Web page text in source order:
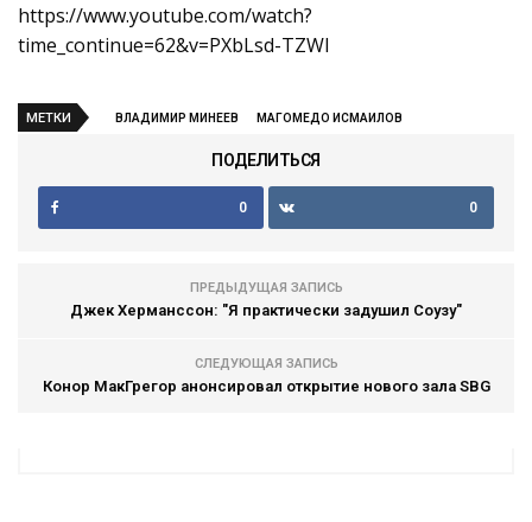
https://www.youtube.com/watch?
time_continue=62&v=PXbLsd-TZWI
МЕТКИ ВЛАДИМИР МИНЕЕВ МАГОМЕДО ИСМАИЛОВ
ПОДЕЛИТЬСЯ
0 0
ПРЕДЫДУЩАЯ ЗАПИСЬ
Джек Херманссон: "Я практически задушил Соузу"
СЛЕДУЮЩАЯ ЗАПИСЬ
Конор МакГрегор анонсировал открытие нового зала SBG